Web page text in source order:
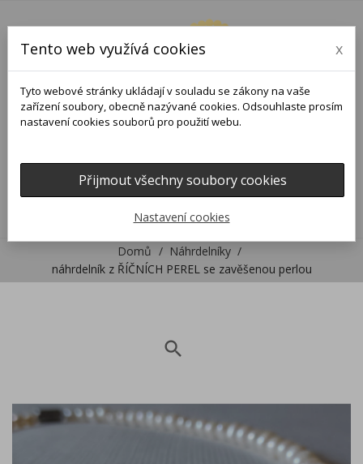
Domů
Náhrdelníky
náhrdelník z ŘÍČNÍCH PEREL se zavěšenou perlou
search
Tento web využívá cookies x
Tyto webové stránky ukládají v souladu se zákony na vaše
zařízení soubory, obecně nazývané cookies. Odsouhlaste prosím
nastavení cookies souborů pro použití webu.
Přijmout všechny soubory cookies
Nastavení cookies